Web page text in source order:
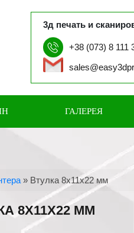
3д печать и
+38 (073) 8 111
ГАЛЕРЕЯ
» Втулка 8х11х22 мм
8Х11Х22 ММ